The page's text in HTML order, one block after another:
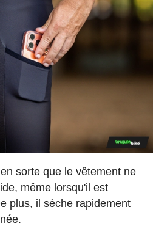
sorte que le vêtement ne
même lorsqu'il est
plus, il sèche rapidement